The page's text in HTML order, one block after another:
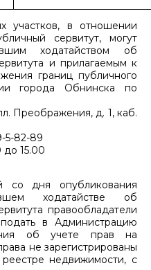
участков, в отношении
сервитут, могут
ходатайством об
и прилагаемым к
границ публичного
города Обнинска по
Преображения, д. 1, каб.
5-82-89
до 15.00
со дня опубликования
ходатайстве об
правообладатели
в Администрацию
об учете прав на
не зарегистрированы
недвижимости, с